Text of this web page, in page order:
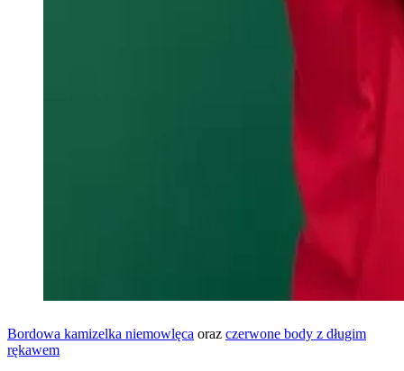
Bordowa kamizelka niemowlęca oraz czerwone body z długim
rękawem